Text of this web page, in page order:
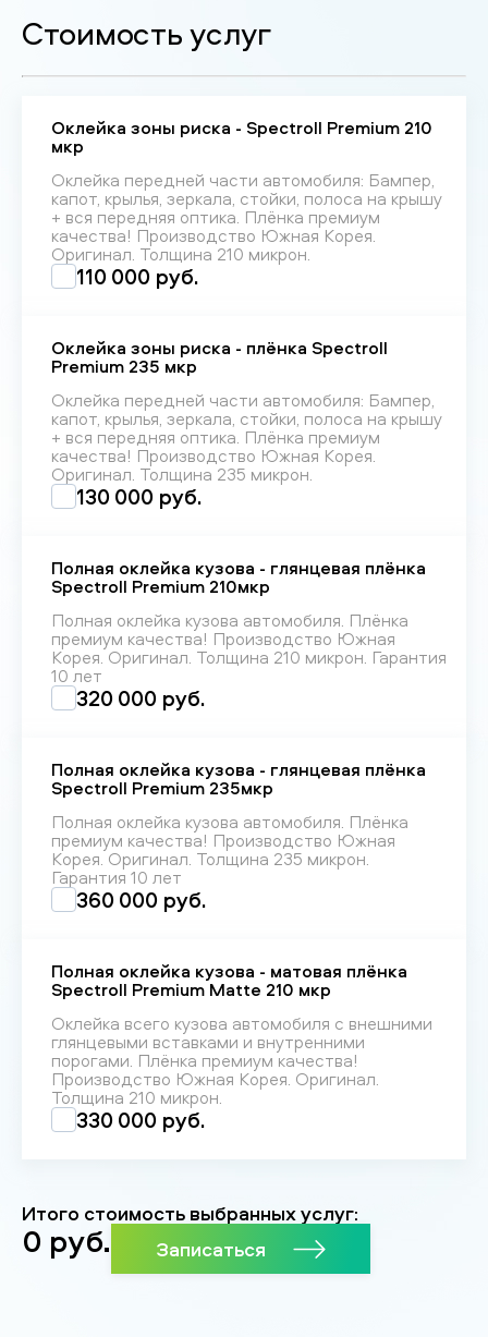
Стоимость услуг
Оклейка зоны риска - Spectroll Premium 210
мкр
Оклейка передней части автомобиля: Бампер,
капот, крылья, зеркала, стойки, полоса на крышу
+ вся передняя оптика. Плёнка премиум
качества! Производство Южная Корея.
Оригинал. Толщина 210 микрон.
110 000 руб.
Оклейка зоны риска - плёнка Spectroll
Premium 235 мкр
Оклейка передней части автомобиля: Бампер,
капот, крылья, зеркала, стойки, полоса на крышу
+ вся передняя оптика. Плёнка премиум
качества! Производство Южная Корея.
Оригинал. Толщина 235 микрон.
130 000 руб.
Полная оклейка кузова - глянцевая плёнка
Spectroll Premium 210мкр
Полная оклейка кузова автомобиля. Плёнка
премиум качества! Производство Южная
Корея. Оригинал. Толщина 210 микрон. Гарантия
10 лет
320 000 руб.
Полная оклейка кузова - глянцевая плёнка
Spectroll Premium 235мкр
Полная оклейка кузова автомобиля. Плёнка
премиум качества! Производство Южная
Корея. Оригинал. Толщина 235 микрон.
Гарантия 10 лет
360 000 руб.
Полная оклейка кузова - матовая плёнка
Spectroll Premium Matte 210 мкр
Оклейка всего кузова автомобиля с внешними
глянцевыми вставками и внутренними
порогами. Плёнка премиум качества!
Производство Южная Корея. Оригинал.
Толщина 210 микрон.
330 000 руб.
Итого стоимость выбранных услуг:
0 руб. Записаться